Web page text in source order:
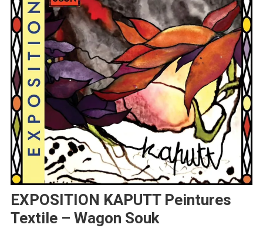
EXPOSITION KAPUTT Peintures
Textile – Wagon Souk